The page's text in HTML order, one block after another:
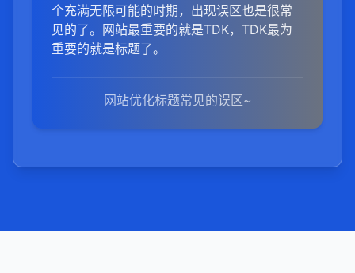
个充满无限可能的时期，出现误区也是很常
见的了。网站最重要的就是TDK，TDK最为
重要的就是标题了。
网站优化标题常见的误区~